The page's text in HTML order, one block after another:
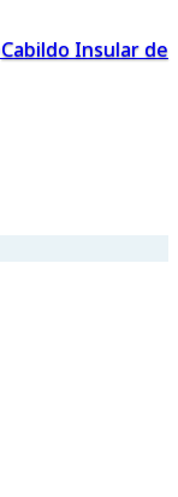
Cabildo Insular de